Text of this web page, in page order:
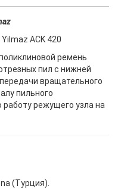
ACK 420
ремень
пил с нижней
вращательного
пильного
режущего узла на
(Турция).